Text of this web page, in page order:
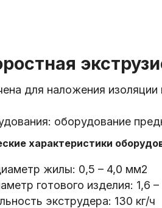
для наложения
оборудование
характеристики
жилы: 0,5 – 4,0 мм2
готового изделия: 1,6
экструдера: 130 кг/ч